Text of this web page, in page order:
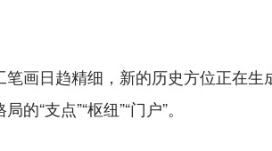
画日趋精细，新的历史方位正在生
“支点”“枢纽”“门户”。